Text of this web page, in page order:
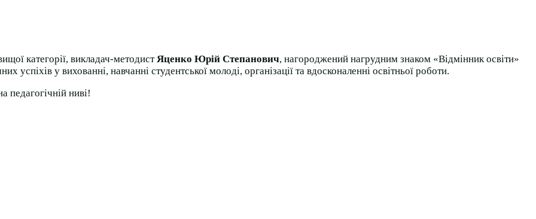
категорії, викладач-методистЯценко Юрій Степанович, нагороджений нагрудним знаком «Відмінник освіти»
у вихованні, навчанні студентської молоді, організації та вдосконаленні освітньої роботи.
педагогічній ниві!